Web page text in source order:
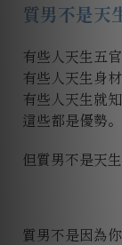
質男不是天
有些人天生五官
有些人天生身材
有些人天生就
這些都是優勢。
但質男不是天
質男不是因為